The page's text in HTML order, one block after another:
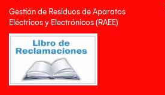
Gestión de Residuos de Aparatos
Eléctricos y Electrónicos (RAEE)